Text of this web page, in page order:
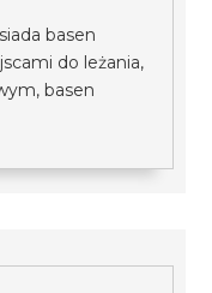
basen
do leżania,
basen